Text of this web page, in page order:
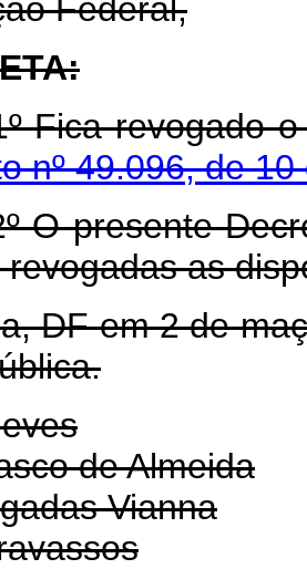
Federal,
Fica revogado
nº 49.096, de
O presente
as
em 2 de maço
de Almeida
Vianna